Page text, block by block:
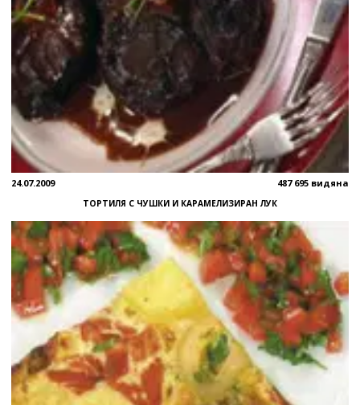
24.07.2009 487 695 видяна
ТОРТИЛЯ С ЧУШКИ И КАРАМЕЛИЗИРАН ЛУК